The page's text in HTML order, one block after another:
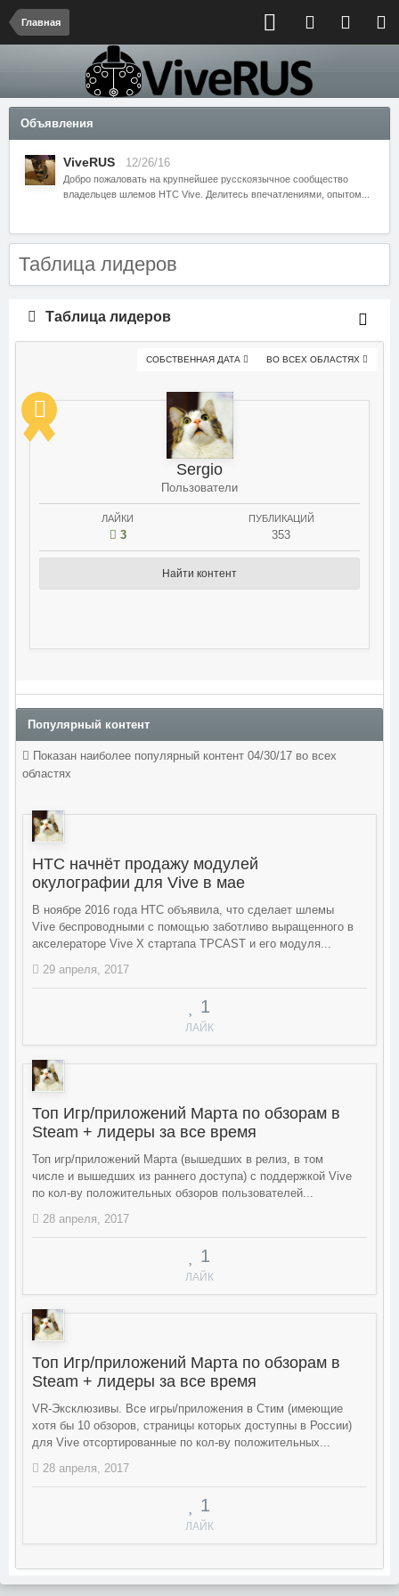
Главная
Объявления
ViveRUS 12/26/16
Добро пожаловать на крупнейшее русскоязычное сообщество
владельцев шлемов HTC Vive. Делитесь впечатлениями, опытом...
Таблица лидеров
Таблица лидеров
ВО ВСЕХ ОБЛАСТЯХ
СОБСТВЕННАЯ ДАТА
Sergio
Пользователи
ЛАЙКИ
3
ПУБЛИКАЦИЙ
353
Найти контент
Популярный контент
Показан наиболее популярный контент 04/30/17 во всех
областях
1
ЛАЙК
HTC начнёт продажу модулей
окулографии для Vive в мае
В ноябре 2016 года HTC объявила, что сделает шлемы
Vive беспроводными с помощью заботливо выращенного в
акселераторе Vive X стартапа TPCAST и его модуля...
29 апреля, 2017
1
ЛАЙК
Топ Игр/приложений Марта по обзорам в
Steam + лидеры за все время
Топ игр/приложений Марта (вышедших в релиз, в том
числе и вышедших из раннего доступа) с поддержкой Vive
по кол-ву положительных обзоров пользователей...
28 апреля, 2017
1
ЛАЙК
Топ Игр/приложений Марта по обзорам в
Steam + лидеры за все время
VR-Эксклюзивы. Все игры/приложения в Стим (имеющие
хотя бы 10 обзоров, страницы которых доступны в России)
для Vive отсортированные по кол-ву положительных...
28 апреля, 2017